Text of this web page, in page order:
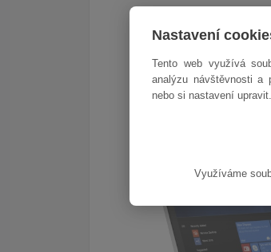
Nastavení
Tento web využívá
analýzu návštěvnosti a
nebo si nastavení upravit.
Využíváme